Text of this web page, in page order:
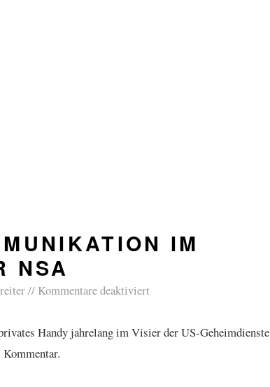
IM
NSA
Kommentare deaktiviert
Handy jahrelang im Visier der US-Geheimdienste